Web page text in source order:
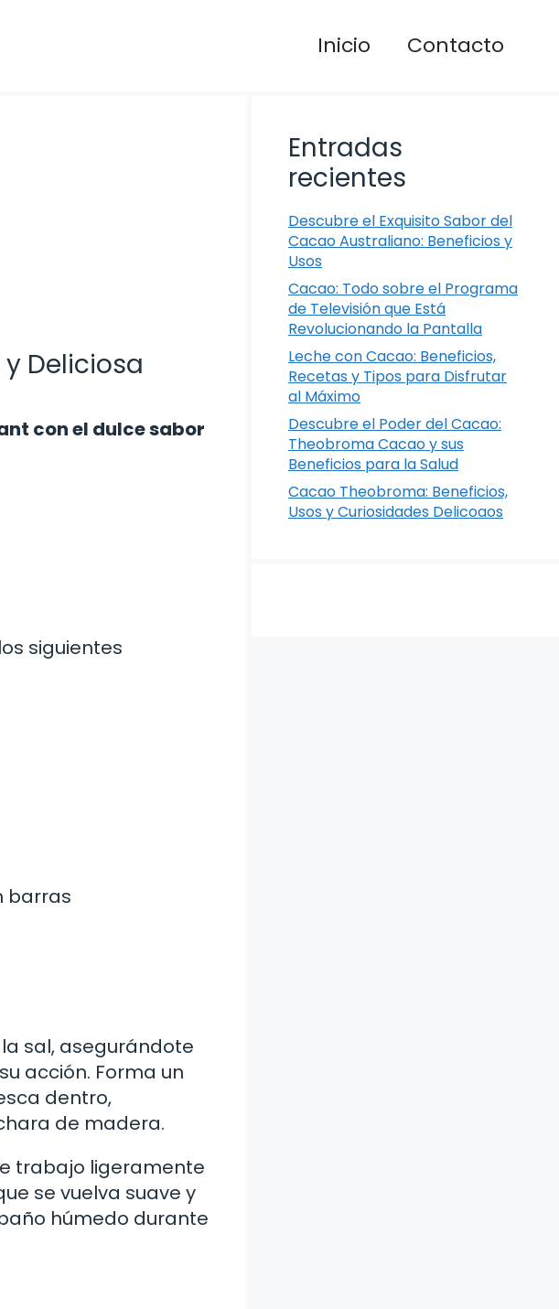
Inicio Contacto
Deliciosa
con el dulce sabor
siguientes
barras
sal, asegurándote
acción. Forma un
dentro,
de madera.
trabajo ligeramente
se vuelva suave y
húmedo durante
Entradas
recientes
Descubre el Exquisito Sabor del
Cacao Australiano: Beneficios y
Usos
Cacao: Todo sobre el Programa
de Televisión que Está
Revolucionando la Pantalla
Leche con Cacao: Beneficios,
Recetas y Tipos para Disfrutar
al Máximo
Descubre el Poder del Cacao:
Theobroma Cacao y sus
Beneficios para la Salud
Cacao Theobroma: Beneficios,
Usos y Curiosidades Delicoaos